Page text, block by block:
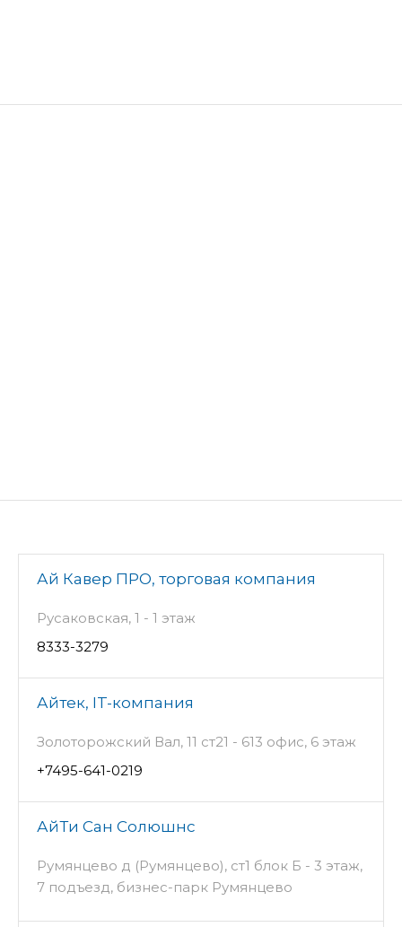
Ай Кавер ПРО, торговая компания
Русаковская, 1 - 1 этаж
8333-3279
Айтек, IT-компания
Золоторожский Вал, 11 ст21 - 613 офис, 6 этаж
+7495-641-0219
АйТи Сан Солюшнс
Румянцево д (Румянцево), ст1 блок Б - 3 этаж,
7 подъезд, бизнес-парк Румянцево